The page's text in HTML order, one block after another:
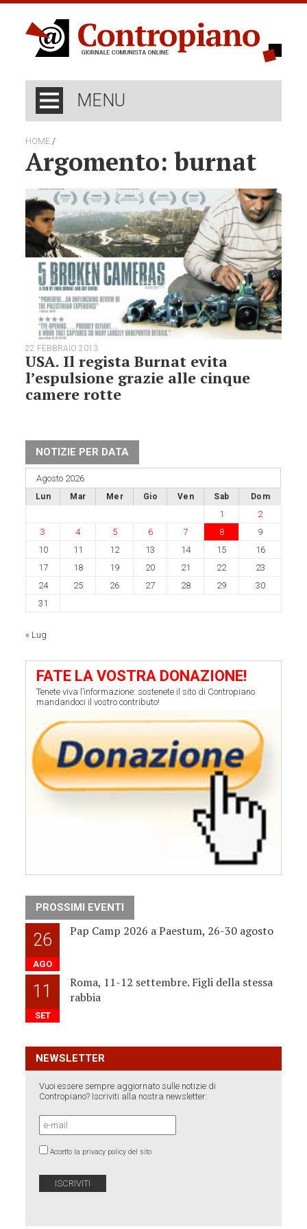
MENU
HOME /
Argomento: burnat
22 FEBBRAIO 2013
USA. Il regista Burnat evita
l’espulsione grazie alle cinque
camere rotte
NOTIZIE PER DATA
Agosto 2026
Lun Mar Mer Gio Ven Sab Dom
1
2
3
4 5 6 7 8
9
10
11 12 13 14 15
16
17
18 19 20 21 22
23
24
25 26 27 28 29
30
31
« Lug
FATE LA VOSTRA DONAZIONE!
Tenete viva l’informazione: sostenete il sito di Contropiano
mandandoci il vostro contributo!
PROSSIMI EVENTI
26
AGO
Pap Camp 2026 a Paestum, 26-30 agosto
11
SET
Roma, 11-12 settembre. Figli della stessa
rabbia
NEWSLETTER
Vuoi essere sempre aggiornato sulle notizie di
Contropiano? Iscriviti alla nostra newsletter:
Accetto la privacy policy del sito